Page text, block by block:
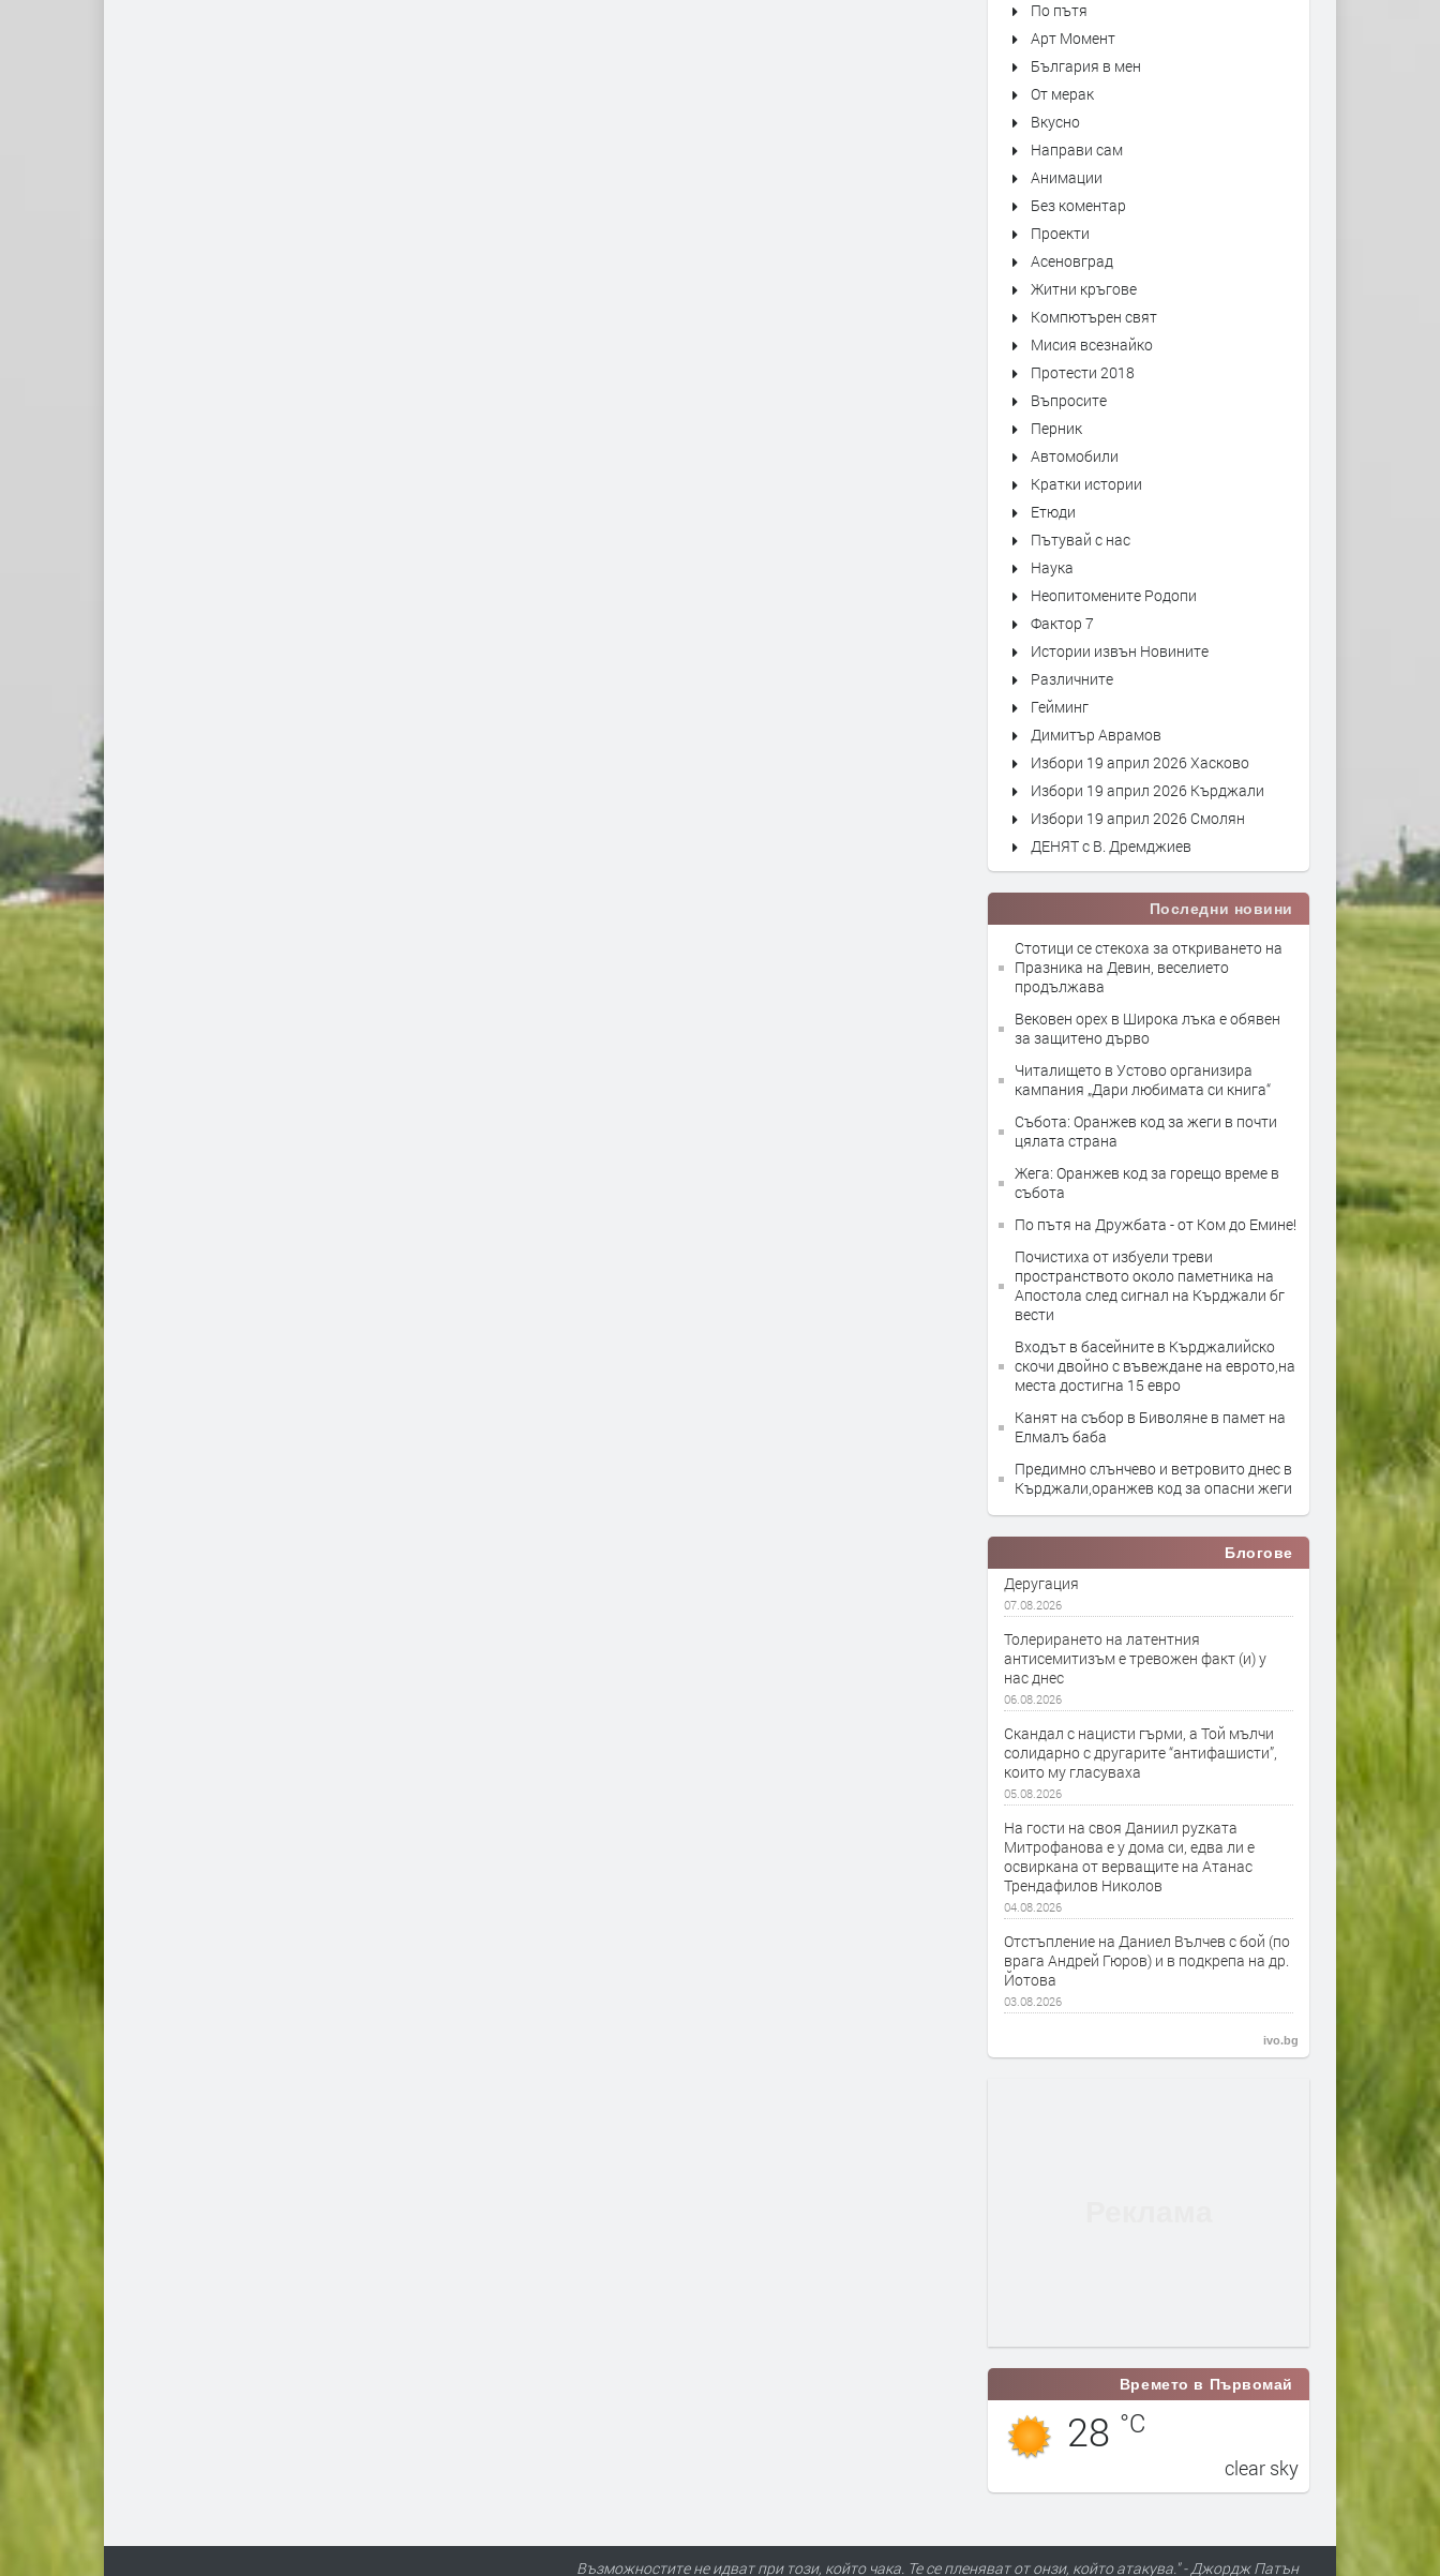
По пътя
Арт Момент
България в мен
От мерак
Вкусно
Направи сам
Анимации
Без коментар
Проекти
Асеновград
Житни кръгове
Компютърен свят
Мисия всезнайко
Протести 2018
Въпросите
Перник
Автомобили
Кратки истории
Етюди
Пътувай с нас
Наука
Неопитомените Родопи
Фактор 7
Истории извън Новините
Различните
Гейминг
Димитър Аврамов
Избори 19 април 2026 Хасково
Избори 19 април 2026 Кърджали
Избори 19 април 2026 Смолян
ДЕНЯТ с В. Дремджиев
Последни новини
Стотици се стекоха за откриването на
Празника на Девин, веселието
продължава
Вековен орех в Широка лъка е обявен
за защитено дърво
Читалището в Устово организира
кампания „Дари любимата си книга“
Събота: Оранжев код за жеги в почти
цялата страна
Жега: Оранжев код за горещо време в
събота
По пътя на Дружбата - от Ком до Емине!
Почистиха от избуели треви
пространството около паметника на
Апостола след сигнал на Кърджали бг
вести
Входът в басейните в Кърджалийско
скочи двойно с въвеждане на еврото,на
места достигна 15 евро
Канят на събор в Биволяне в памет на
Елмалъ баба
Предимно слънчево и ветровито днес в
Кърджали,оранжев код за опасни жеги
Блогове
Деругация
07.08.2026
Толерирането на латентния
антисемитизъм е тревожен факт (и) у
нас днес
06.08.2026
Скандал с нацисти гърми, а Той мълчи
солидарно с другарите “антифашисти”,
които му гласуваха
05.08.2026
На гости на своя Даниил руzката
Митрофанова е у дома си, едва ли е
освиркана от верващите на Атанас
Трендафилов Николов
04.08.2026
Отстъпление на Даниел Вълчев с бой (по
врага Андрей Гюров) и в подкрепа на др.
Йотова
03.08.2026
ivo.bg
Времето в Първомай
28 °C
clear sky
Възможностите не идват при този, който чака. Те се пленяват от онзи, който атакува." - Джордж Патън